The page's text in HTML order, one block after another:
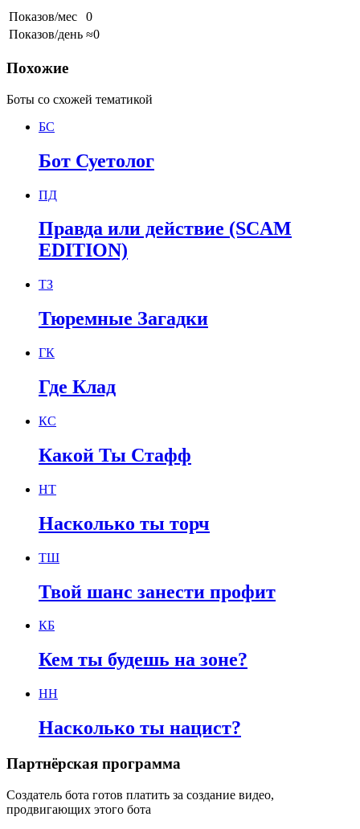
Показов/мес
0
Показов/день ≈0
Похожие
Боты со схожей тематикой
БС
Бот Суетолог
ПД
Правда или действие (SCAM
EDITION)
ТЗ
Тюремные Загадки
ГК
Где Клад
КС
Какой Ты Стафф
НТ
Насколько ты торч
ТШ
Твой шанс занести профит
КБ
Кем ты будешь на зоне?
НН
Насколько ты нацист?
Партнёрская программа
Создатель бота готов платить за создание видео,
продвигающих этого бота